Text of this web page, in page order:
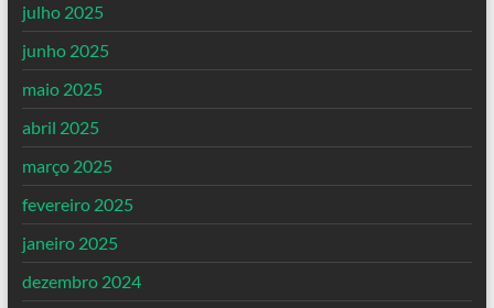
julho 2025
junho 2025
maio 2025
abril 2025
março 2025
fevereiro 2025
janeiro 2025
dezembro 2024